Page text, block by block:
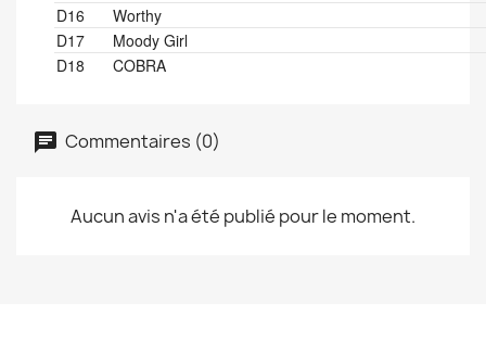
D16
Worthy
D17
Moody Girl
D18
COBRA
Commentaires (0)
Aucun avis n'a été publié pour le moment.